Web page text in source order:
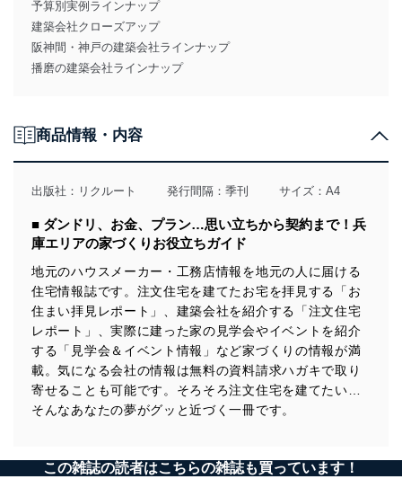
予算別実例ラインナップ
建築会社クローズアップ
阪神間・神戸の建築会社ラインナップ
播磨の建築会社ラインナップ
商品情報・内容
出版社： リクルート 発行間隔：季刊 サイズ：A4
■ ダンドリ、お金、プラン…思い立ちから契約まで！兵
庫エリアの家づくりお役立ちガイド
地元のハウスメーカー・工務店情報を地元の人に届ける
住宅情報誌です。注文住宅を建てたお宅を拝見する「お
住まい拝見レポート」、建築会社を紹介する「注文住宅
レポート」、実際に建った家の見学会やイベントを紹介
する「見学会＆イベント情報」など家づくりの情報が満
載。気になる会社の情報は無料の資料請求ハガキで取り
寄せることも可能です。そろそろ注文住宅を建てたい…
そんなあなたの夢がグッと近づく一冊です。
この雑誌の読者はこちらの雑誌も買っています！